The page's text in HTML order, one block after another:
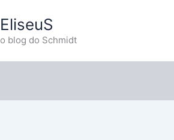
EliseuS
o blog do Schmidt